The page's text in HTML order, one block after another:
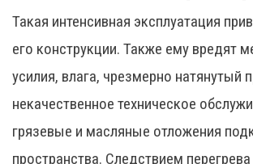
Такая интенсивная эксплуатация
его конструкции. Также ему вредят
усилия, влага, чрезмерно натянутый
некачественное техническое
грязевые и масляные отложения
пространства. Следствием перегрева